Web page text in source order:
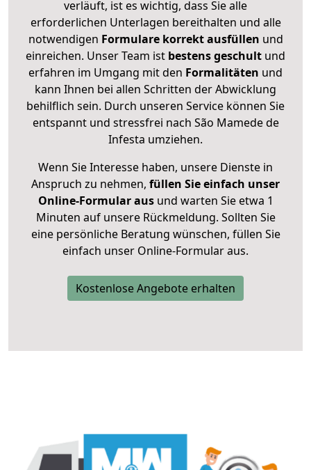
verläuft, ist es wichtig, dass Sie alle
erforderlichen Unterlagen bereithalten und alle
notwendigen Formulare korrekt ausfüllen und
einreichen. Unser Team ist bestens geschult und
erfahren im Umgang mit den Formalitäten und
kann Ihnen bei allen Schritten der Abwicklung
behilflich sein. Durch unseren Service können Sie
entspannt und stressfrei nach São Mamede de
Infesta umziehen.
Wenn Sie Interesse haben, unsere Dienste in
Anspruch zu nehmen, füllen Sie einfach unser
Online-Formular ausund warten Sie etwa 1
Minuten auf unsere Rückmeldung. Sollten Sie
eine persönliche Beratung wünschen, füllen Sie
einfach unser Online-Formular aus.
Kostenlose Angebote erhalten